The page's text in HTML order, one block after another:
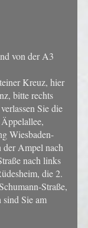
von der A3
Kreuz, hier
bitte rechts
Sie die
Wiesbaden-
der Ampel nach
nach links
die 2.
Straße,
Sie am